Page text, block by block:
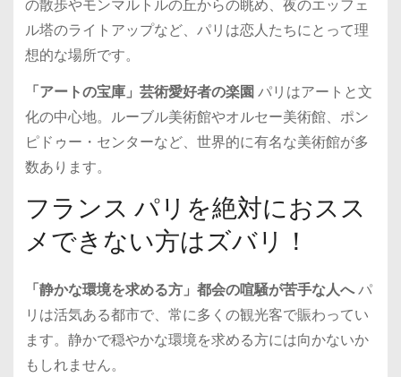
の散歩やモンマルトルの丘からの眺め、夜のエッフェ
ル塔のライトアップなど、パリは恋人たちにとって理
想的な場所です。
「アートの宝庫」芸術愛好者の楽園パリはアートと文
化の中心地。ルーブル美術館やオルセー美術館、ポン
ピドゥー・センターなど、世界的に有名な美術館が多
数あります。
フランス パリを絶対におスス
メできない方はズバリ！
「静かな環境を求める方」都会の喧騒が苦手な人へパ
リは活気ある都市で、常に多くの観光客で賑わってい
ます。静かで穏やかな環境を求める方には向かないか
もしれません。